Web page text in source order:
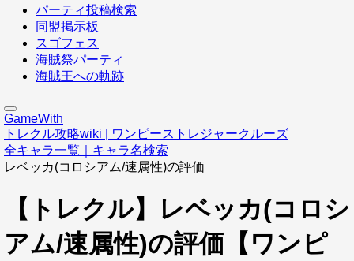
パーティ投稿検索
同盟掲示板
スゴフェス
海賊祭パーティ
海賊王への軌跡
GameWith
トレクル攻略wiki | ワンピーストレジャークルーズ
全キャラ一覧｜キャラ名検索
レベッカ(コロシアム/速属性)の評価
【トレクル】レベッカ(コロシ
アム/速属性)の評価【ワンピ